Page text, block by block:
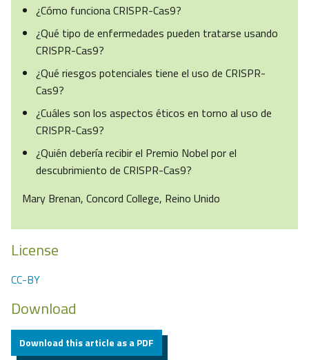
¿Cómo funciona CRISPR-Cas9?
¿Qué tipo de enfermedades pueden tratarse usando
CRISPR-Cas9?
¿Qué riesgos potenciales tiene el uso de CRISPR-
Cas9?
¿Cuáles son los aspectos éticos en torno al uso de
CRISPR-Cas9?
¿Quién debería recibir el Premio Nobel por el
descubrimiento de CRISPR-Cas9?
Mary Brenan, Concord College, Reino Unido
License
CC-BY
Download
Download this article as a PDF